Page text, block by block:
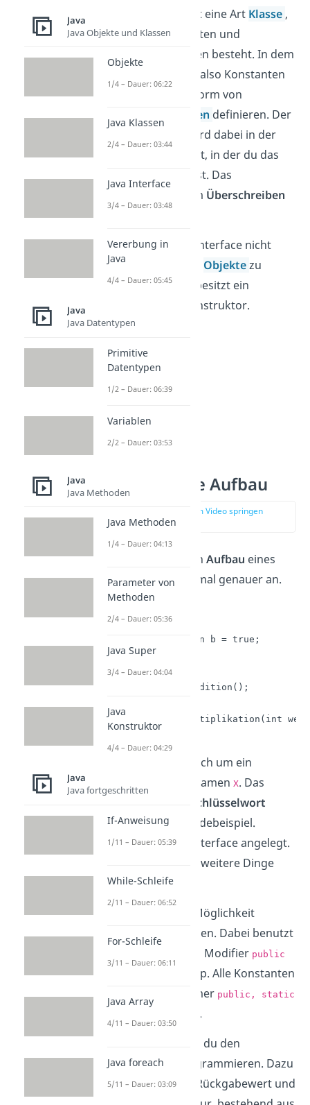
ist eine Art Klasse ,
die nur aus Konstanten und
abstrakten Methoden besteht. In dem
Interface kannst du also Konstanten
und Funktionen in Form von
Methoden definieren. Der
Methodenkörper wird dabei in der
Klasse implementiert, in der du das
Interface verwendest. Das
funktioniert mit dem Überschreiben
Auch kann ein Java Interface nicht
benutzt werden, um Objektezu
erzeugen. Deshalb besitzt ein
Interface keinen Konstruktor.
Java Interface Aufbau
zur Stelle im Video springen
(00:43)
Schauen wir uns den Aufbau eines
Interface in Java einmal genauer an.
      //Konstanten
      public boolean b = true;
     //Methodenkopf
     public void addition();
public int multiplikation(int
Hierbei handelt es sich um ein
mit dem Namen X. Das
Schlüsselwort
interfacein dem Codebeispiel.
Dadurch wird das Interface angelegt.
Nun kannst du zwei weitere Dinge
programmieren.
Einmal hast du die Möglichkeit
anzulegen. Dabei benutzt
du wie gewohnt den Modifier public
und den Variablentyp. Alle Konstanten
sind per default immer public, static
deklariert.
Zum Zweiten kannst du den
Methodenkopf
programmieren. Dazu
benötigst du einen Rückgabewert und
Java
Java Objekte und Klassen
Objekte
1/4 – Dauer: 06:22
Java Klassen
2/4 – Dauer: 03:44
Java Interface
3/4 – Dauer: 03:48
Vererbung in
Java
4/4 – Dauer: 05:45
Java
Java Datentypen
Primitive
Datentypen
1/2 – Dauer: 06:39
Variablen
2/2 – Dauer: 03:53
Java
Java Methoden
Java Methoden
1/4 – Dauer: 04:13
Parameter von
Methoden
2/4 – Dauer: 05:36
Java Super
3/4 – Dauer: 04:04
Java
Konstruktor
4/4 – Dauer: 04:29
Java
Java fortgeschritten
If-Anweisung
1/11 – Dauer: 05:39
While-Schleife
2/11 – Dauer: 06:52
For-Schleife
3/11 – Dauer: 06:11
Java Array
4/11 – Dauer: 03:50
Java foreach
5/11 – Dauer: 03:09